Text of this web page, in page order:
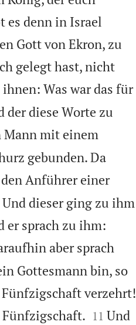
es denn in Israel
Gott von Ekron, zu
gelegt hast, nicht
Was war das für
der diese Worte zu
Mann mit einem
gebunden. Da
Anführer einer
dieser ging zu ihm
er sprach zu ihm:
aber sprach
Gottesmann bin, so
verzehrt!

11 Und